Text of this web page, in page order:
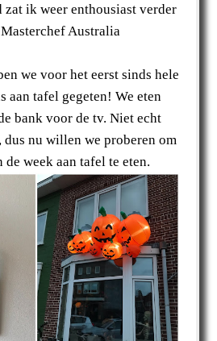
zat ik weer enthousiast verder
Australia
we voor het eerst sinds hele
aan tafel gegeten! We eten
bank voor de tv. Niet echt
nu willen we proberen om
week aan tafel te eten.